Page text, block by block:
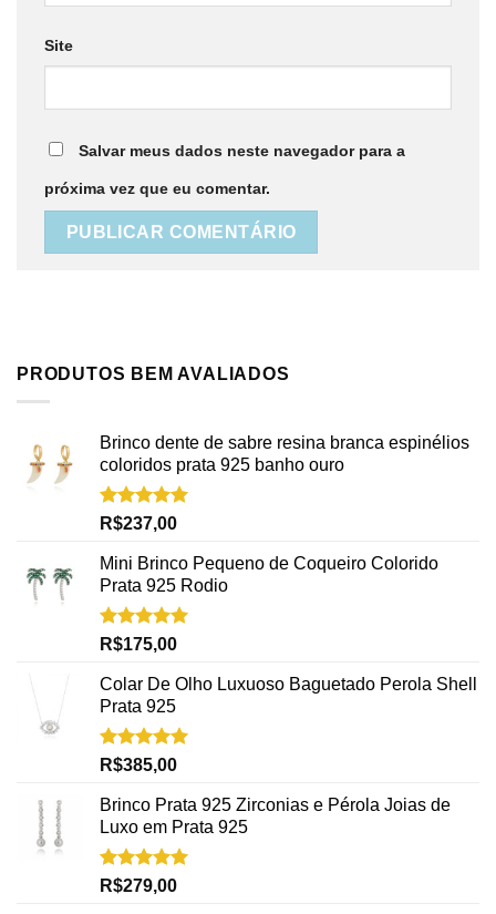
Site
Salvar meus dados neste navegador para a
próxima vez que eu comentar.
PRODUTOS BEM AVALIADOS
Brinco dente de sabre resina branca espinélios
coloridos prata 925 banho ouro
Avaliação
5.00
de 5
R$237,00
Mini Brinco Pequeno de Coqueiro Colorido
Prata 925 Rodio
Avaliação
5.00
de 5
R$175,00
Colar De Olho Luxuoso Baguetado Perola Shell
Prata 925
Avaliação
5.00
de 5
R$385,00
Brinco Prata 925 Zirconias e Pérola Joias de
Luxo em Prata 925
Avaliação
5.00
de 5
R$279,00